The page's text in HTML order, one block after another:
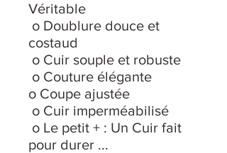
Véritable
o Doublure douce et
costaud
o Cuir souple et robuste
o Couture élégante
o Coupe ajustée
o Cuir imperméabilisé
o Le petit + : Un Cuir fait
pour durer ...